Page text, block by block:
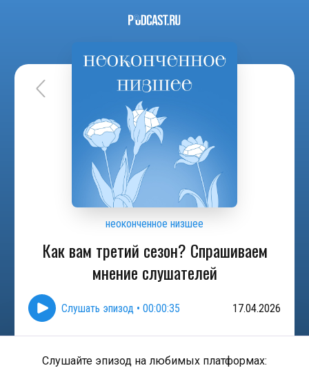
неоконченное низшее
Как вам третий сезон? Спрашиваем
мнение слушателей
Слушать эпизод • 00:00:35 17.04.2026
Слушайте эпизод на любимых платформах: